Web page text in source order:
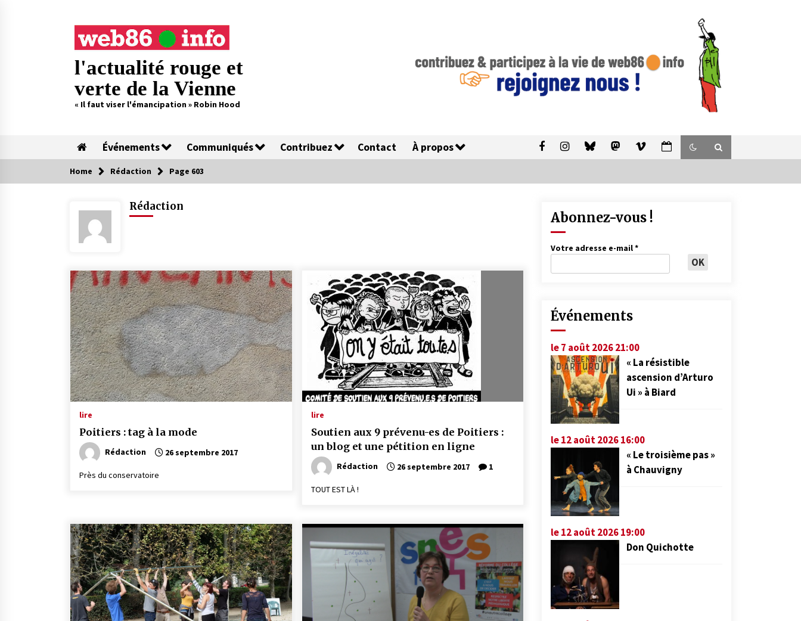
l'actualité rouge et
verte de la Vienne
« Il faut viser l'émancipation » Robin Hood
Événements Communiqués Contribuez Contact À propos
Home Rédaction Page 603
Rédaction
lire
Poitiers : tag à la mode
Rédaction 26 septembre 2017
Près du conservatoire
lire
Soutien aux 9 prévenu-es de Poitiers :
un blog et une pétition en ligne
Rédaction 26 septembre 2017 1
TOUT EST LÀ !
Abonnez-vous !
Votre adresse e-mail*
Événements
le 7 août 2026 21:00
« La résistible
ascension d’Arturo
Ui » à Biard
le 12 août 2026 16:00
« Le troisième pas »
à Chauvigny
le 12 août 2026 19:00
Don Quichotte